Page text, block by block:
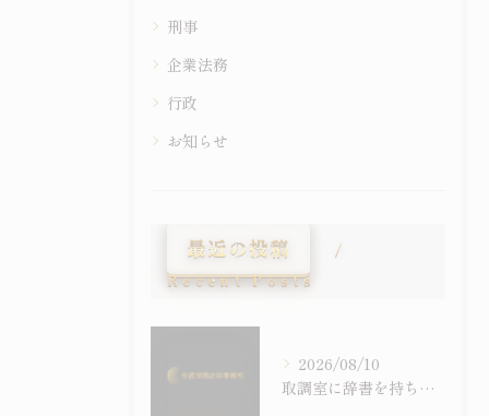
刑事
企業法務
行政
お知らせ
最近の投稿
Recent Posts
2026/08/10
取調室に辞書を持ち込む権利はあるか－通訳・黙秘権と比例原則から考える